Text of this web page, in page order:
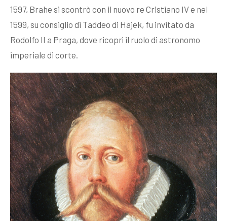
1597, Brahe si scontrò con il nuovo re Cristiano IV e nel
1599, su consiglio di Taddeo di Hajek, fu invitato da
Rodolfo II a Praga, dove ricoprì il ruolo di astronomo
imperiale di corte.